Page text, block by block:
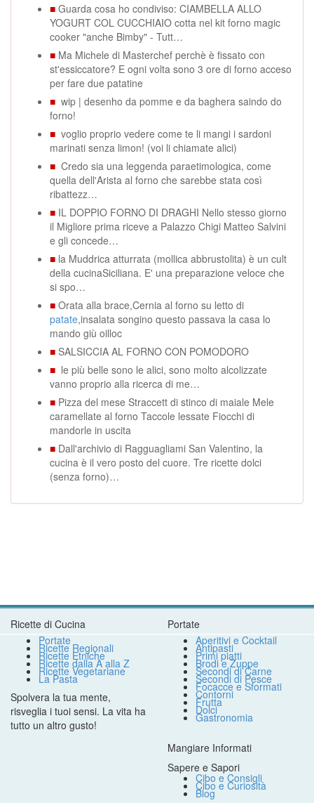
■ Guarda cosa ho condiviso: CIAMBELLA ALLO
YOGURT COL CUCCHIAIO cotta nel kit forno magic
cooker "anche Bimby" - Tutt…
■ Ma Michele di Masterchef perchè è fissato con
st'essiccatore? E ogni volta sono 3 ore di forno acceso
per fare due patatine
■ wip | desenho da pomme e da baghera saindo do
forno!
■ voglio proprio vedere come te li mangi i sardoni
marinati senza limon! (voi li chiamate alici)
■ Credo sia una leggenda paraetimologica, come
quella dell'Arista al forno che sarebbe stata così
ribattezz…
■ IL DOPPIO FORNO DI DRAGHI Nello stesso giorno
il Migliore prima riceve a Palazzo Chigi Matteo Salvini
e gli concede…
■ la Muddrica atturrata (mollica abbrustolita) è un cult
della cucinaSiciliana. E' una preparazione veloce che
si spo…
■ Orata alla brace,Cernia al forno su letto di
patate,insalata songino questo passava la casa lo
mando giù oilloc
■ SALSICCIA AL FORNO CON POMODORO
■ le più belle sono le alici, sono molto alcolizzate
vanno proprio alla ricerca di me…
■ Pizza del mese Straccett di stinco di maiale Mele
caramellate al forno Taccole lessate Fiocchi di
mandorle in uscita
■ Dall'archivio di Ragguagliami San Valentino, la
cucina è il vero posto del cuore. Tre ricette dolci
(senza forno)…
Ricette di Cucina
Portate
Ricette Regionali
Ricette Etniche
Ricette dalla A alla Z
Ricette Vegetariane
La Pasta
Spolvera la tua mente,
risveglia i tuoi sensi. La vita ha
tutto un altro gusto!
Portate
Aperitivi e Cocktail
Antipasti
Primi piatti
Brodi e Zuppe
Secondi di Carne
Secondi di Pesce
Focacce e Sformati
Contorni
Frutta
Dolci
Gastronomia
Mangiare Informati
Sapere e Sapori
Cibo e Consigli
Cibo e Curiosità
Blog